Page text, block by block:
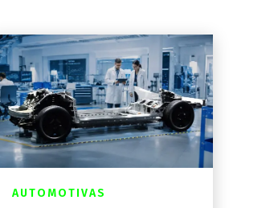
AUTOMOTIVAS